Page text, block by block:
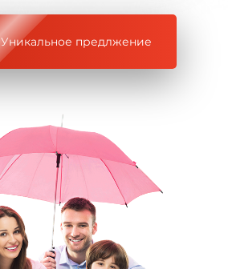
Уникальное предлжение